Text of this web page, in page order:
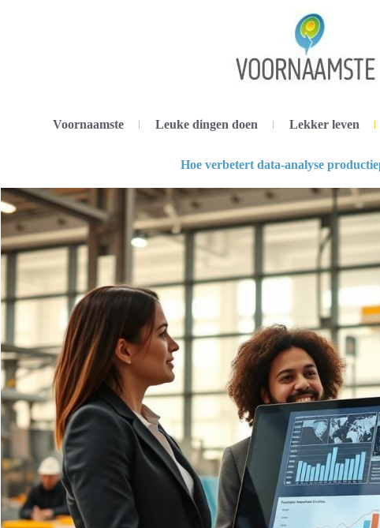
Voornaamste Leuke dingen doen Lekker leven
Hoe verbetert data-analyse